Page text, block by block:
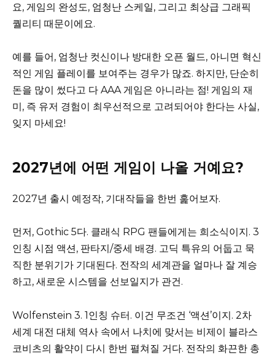
요, 게임의 완성도, 엄청난 스케일, 그리고 최상급 그래픽
퀄리티 때문이에요.
예를 들어, 엄청난 컷신이나 방대한 오픈 월드, 아니면 혁신
적인 게임 플레이를 보여주는 경우가 많죠. 하지만, 단순히
돈을 많이 썼다고 다 AAA 게임은 아니라는 점! 게임의 재
미, 즉 유저 경험이 최우선적으로 고려되어야 한다는 사실,
잊지 마세요!
2027년에 어떤 게임이 나올 거예요?
2027년 출시 예정작, 기대작들을 한번 훑어보자.
먼저, Gothic 5다. 클래식 RPG 팬들에게는 희소식이지. 3
인칭 시점 액션, 판타지/중세 배경. 고딕 특유의 어둡고 묵
직한 분위기가 기대된다. 전작의 세계관을 얼마나 잘 계승
하고, 새로운 시스템을 선보일지가 관건.
Wolfenstein 3. 1인칭 슈터. 이건 무조건 ‘액션’이지. 2차
세계 대전 대체 역사 속에서 나치에 맞서는 비제이 블라스
코비츠의 활약이 다시 한번 펼쳐질 거다. 전작의 화끈한 총